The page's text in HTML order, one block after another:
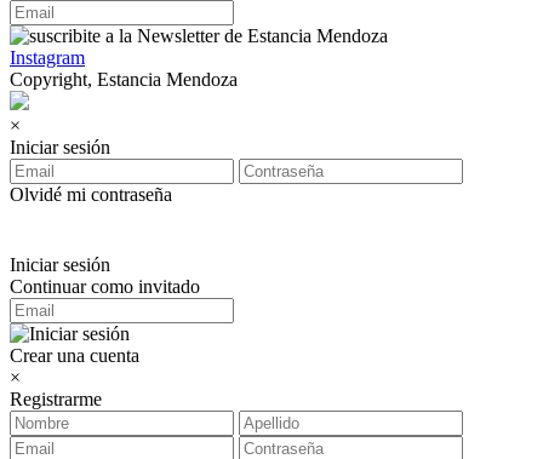
Instagram
Copyright, Estancia Mendoza
×
Iniciar sesión
Olvidé mi contraseña
Iniciar sesión
Continuar como invitado
Crear una cuenta
×
Registrarme